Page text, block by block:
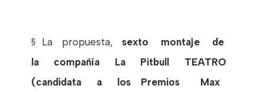
§ La propuesta, sexto montaje de
la compañía La Pitbull TEATRO
(candidata a los Premios Max